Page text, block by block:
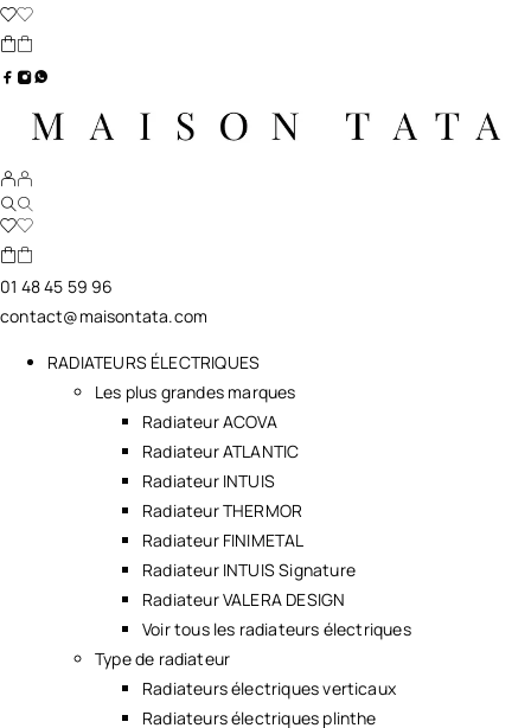
01 48 45 59 96
contact@maisontata.com
RADIATEURS ÉLECTRIQUES
Les plus grandes marques
Radiateur ACOVA
Radiateur ATLANTIC
Radiateur INTUIS
Radiateur THERMOR
Radiateur FINIMETAL
Radiateur INTUIS Signature
Radiateur VALERA DESIGN
Voir tous les radiateurs électriques
Type de radiateur
Radiateurs électriques verticaux
Radiateurs électriques plinthe